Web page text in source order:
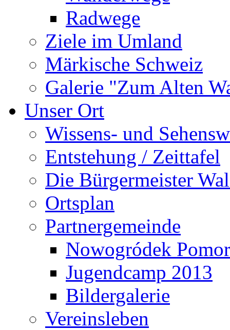
Radwege
Ziele im Umland
Märkische Schweiz
Galerie "Zum Alten
Unser Ort
Wissens- und
Entstehung / Zeittafel
Die Bürgermeister
Ortsplan
Partnergemeinde
Nowogródek
Jugendcamp 2013
Bildergalerie
Vereinsleben